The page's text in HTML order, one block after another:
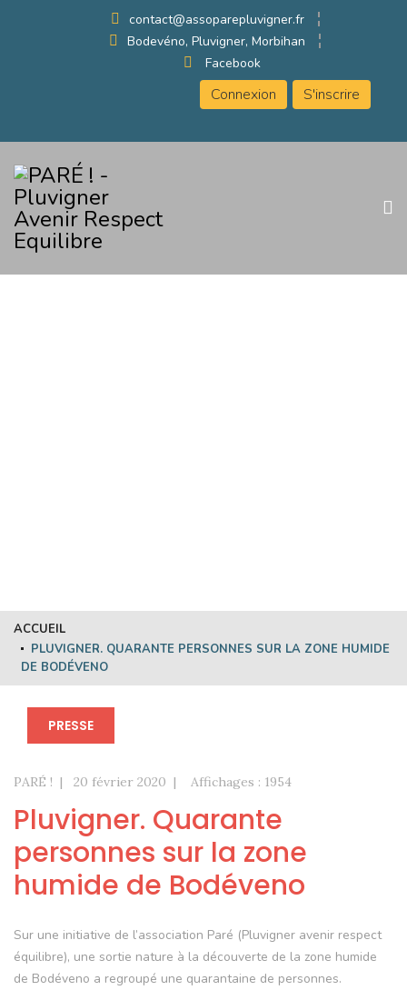
contact@assoparepluvigner.fr
Bodevéno, Pluvigner, Morbihan
Facebook
Connexion S'inscrire
ACCUEIL
PLUVIGNER. QUARANTE PERSONNES SUR LA ZONE HUMIDE
DE BODÉVENO
PARÉ !
PRESSE
20 février 2020 Affichages : 1954
Pluvigner. Quarante
personnes sur la zone
humide de Bodéveno
Sur une initiative de l’association Paré (Pluvigner avenir respect
équilibre), une sortie nature à la découverte de la zone humide
de Bodéveno a regroupé une quarantaine de personnes.